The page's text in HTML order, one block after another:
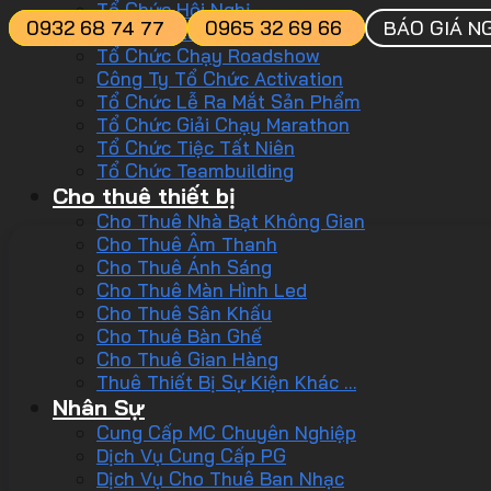
Tổ Chức Hội Nghị
Tổ Chức Lễ Kỷ Niệm
Tổ Chức Chạy Roadshow
Công Ty Tổ Chức Activation
Tổ Chức Lễ Ra Mắt Sản Phẩm
Tổ Chức Giải Chạy Marathon
Tổ Chức Tiệc Tất Niên
Tổ Chức Teambuilding
Cho thuê thiết bị
Cho Thuê Nhà Bạt Không Gian
Cho Thuê Âm Thanh
Cho Thuê Ánh Sáng
Cho Thuê Màn Hình Led
Cho Thuê Sân Khấu
Cho Thuê Bàn Ghế
Cho Thuê Gian Hàng
Thuê Thiết Bị Sự Kiện Khác …
Nhân Sự
Cung Cấp MC Chuyên Nghiệp
Dịch Vụ Cung Cấp PG
Dịch Vụ Cho Thuê Ban Nhạc
0932 68 74 77 0965 32 69 66 BÁO GIÁ